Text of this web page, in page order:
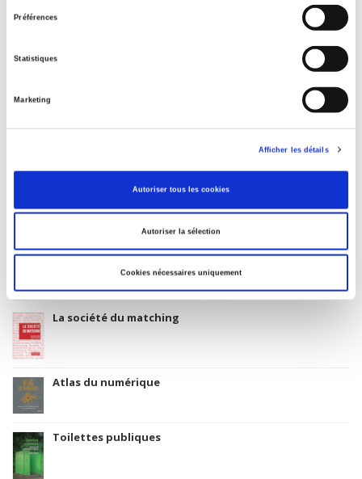
Préférences
Statistiques
Marketing
Afficher les détails
Autoriser tous les cookies
Autoriser la sélection
Cookies nécessaires uniquement
French
POL000000 POLITICAL SCIENCE
06 Professional and scholarly
CLIL (Version 2013-2019)
Title First Published
Subject Scheme Identifier Code
Thema subject category: Politics and government
La société du matching
Atlas du numérique
Toilettes publiques